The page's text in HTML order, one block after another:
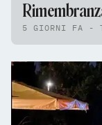
5 GIORNI FA -